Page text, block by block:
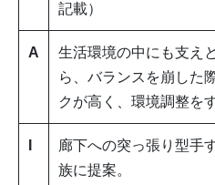
記載）
A
生活環境の中にも支え
ら、バランスを崩した
クが高く、環境調整を
廊下への突っ張り型手
族に提案。